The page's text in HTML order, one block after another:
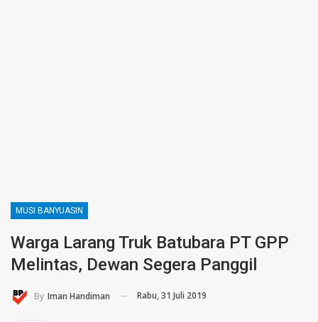
MUSI BANYUASIN
Warga Larang Truk Batubara PT GPP
Melintas, Dewan Segera Panggil
By Iman Handiman Rabu, 31 Juli 2019